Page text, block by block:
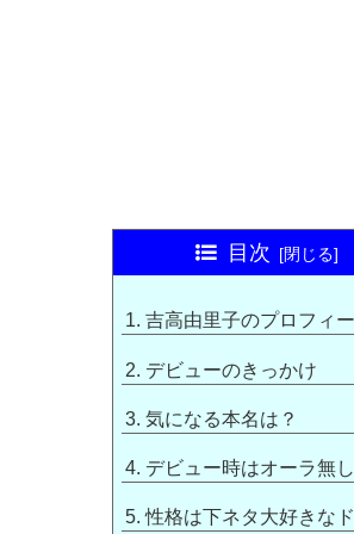
目次
吉高由里子のプロフィ
デビューのきっかけ
気になる本名は？
デビュー時はオーラ無し
性格は下ネタ大好きな